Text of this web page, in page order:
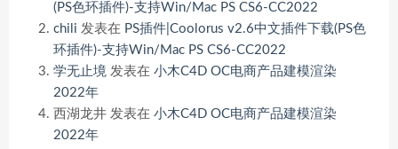
(PS色环插件)-支持Win/Mac PS CS6-CC2022
chili 发表在 PS插件|Coolorus v2.6中文插件下载(PS色
环插件)-支持Win/Mac PS CS6-CC2022
学无止境 发表在 小木C4D OC电商产品建模渲染
2022年
西湖龙井 发表在 小木C4D OC电商产品建模渲染
2022年